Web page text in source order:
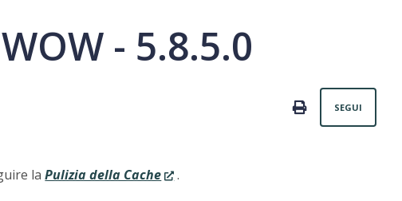
- 5.8.5.0
PRINT
SEGUI
laPulizia della Cache .